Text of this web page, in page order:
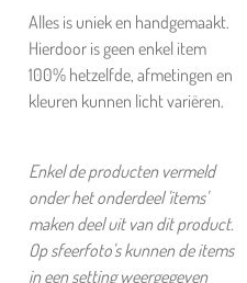
Alles is uniek en handgemaakt.
Hierdoor is geen enkel item
100% hetzelfde, afmetingen en
kleuren kunnen licht variëren.
Enkel de producten vermeld
onder het onderdeel 'items'
maken deel uit van dit product.
Op sfeerfoto's kunnen de items
in een setting weergegeven